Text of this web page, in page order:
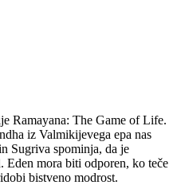
Ramayana: The Game of Life.
iz Valmikijevega epa nas
Sugriva spominja, da je
Eden mora biti odporen, ko teče
bistveno modrost.